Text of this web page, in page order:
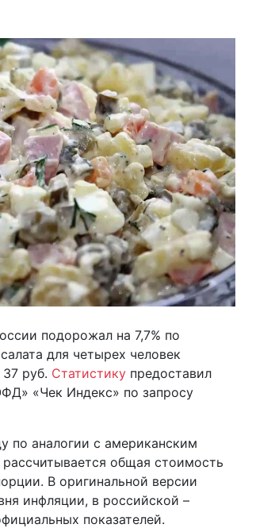
подорожал на 7,7% по
для четырех человек
руб. Статистику предоставил
«Чек Индекс» по запросу
по аналогии с американским
общая стоимость
В оригинальной версии
инфляции, в российской –
показателей.